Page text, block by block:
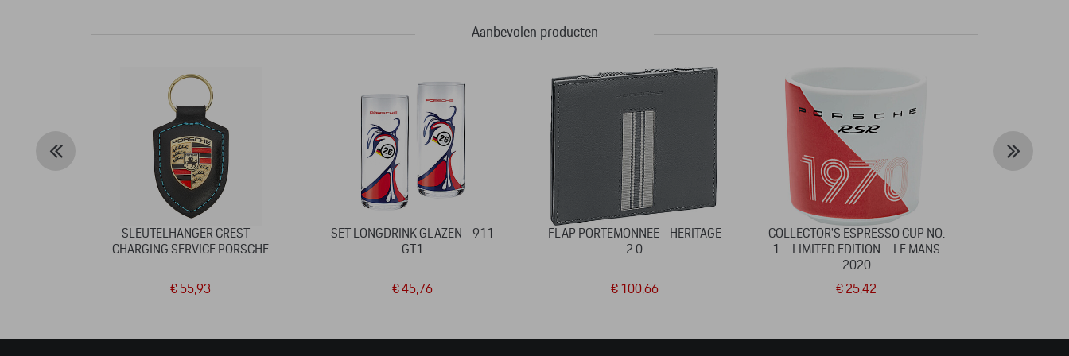
Aanbevolen producten
SLEUTELHANGER CREST –
CHARGING SERVICE PORSCHE
€ 55,93
SET LONGDRINK GLAZEN - 911
GT1
€ 45,76
FLAP PORTEMONNEE - HERITAGE
2.0
€ 100,66
COLLECTOR'S ESPRESSO CUP NO.
1 – LIMITED EDITION – LE MANS
2020
€ 25,42